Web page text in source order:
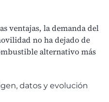
ventajas, la demanda del
no ha dejado de
alternativo más
datos y evolución